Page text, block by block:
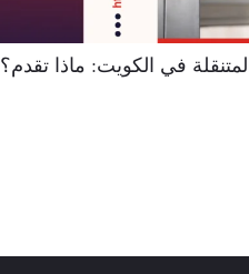
في الكويت: ماذا تقدم؟ 2024